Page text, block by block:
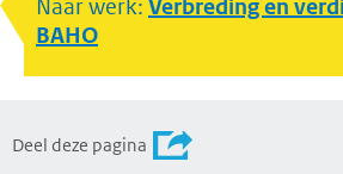
Naar werk: Verbreding en
BAHO
Deel deze pagina